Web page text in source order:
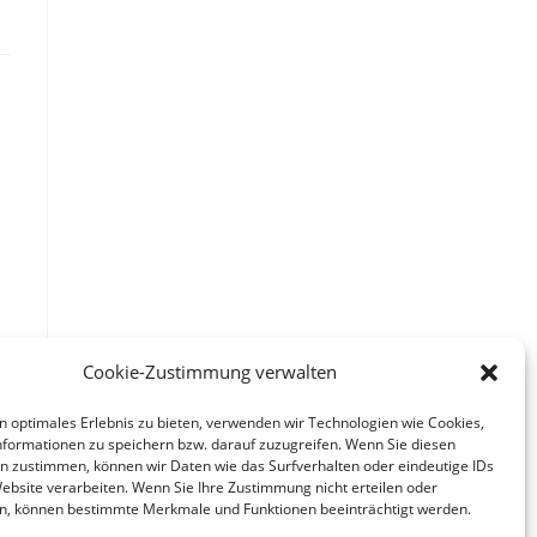
Cookie-Zustimmung verwalten
optimales Erlebnis zu bieten, verwenden wir Technologien wie Cookies,
zu speichern bzw. darauf zuzugreifen. Wenn Sie diesen
zustimmen, können wir Daten wie das Surfverhalten oder eindeutige IDs
verarbeiten. Wenn Sie Ihre Zustimmung nicht erteilen oder
können bestimmte Merkmale und Funktionen beeinträchtigt werden.